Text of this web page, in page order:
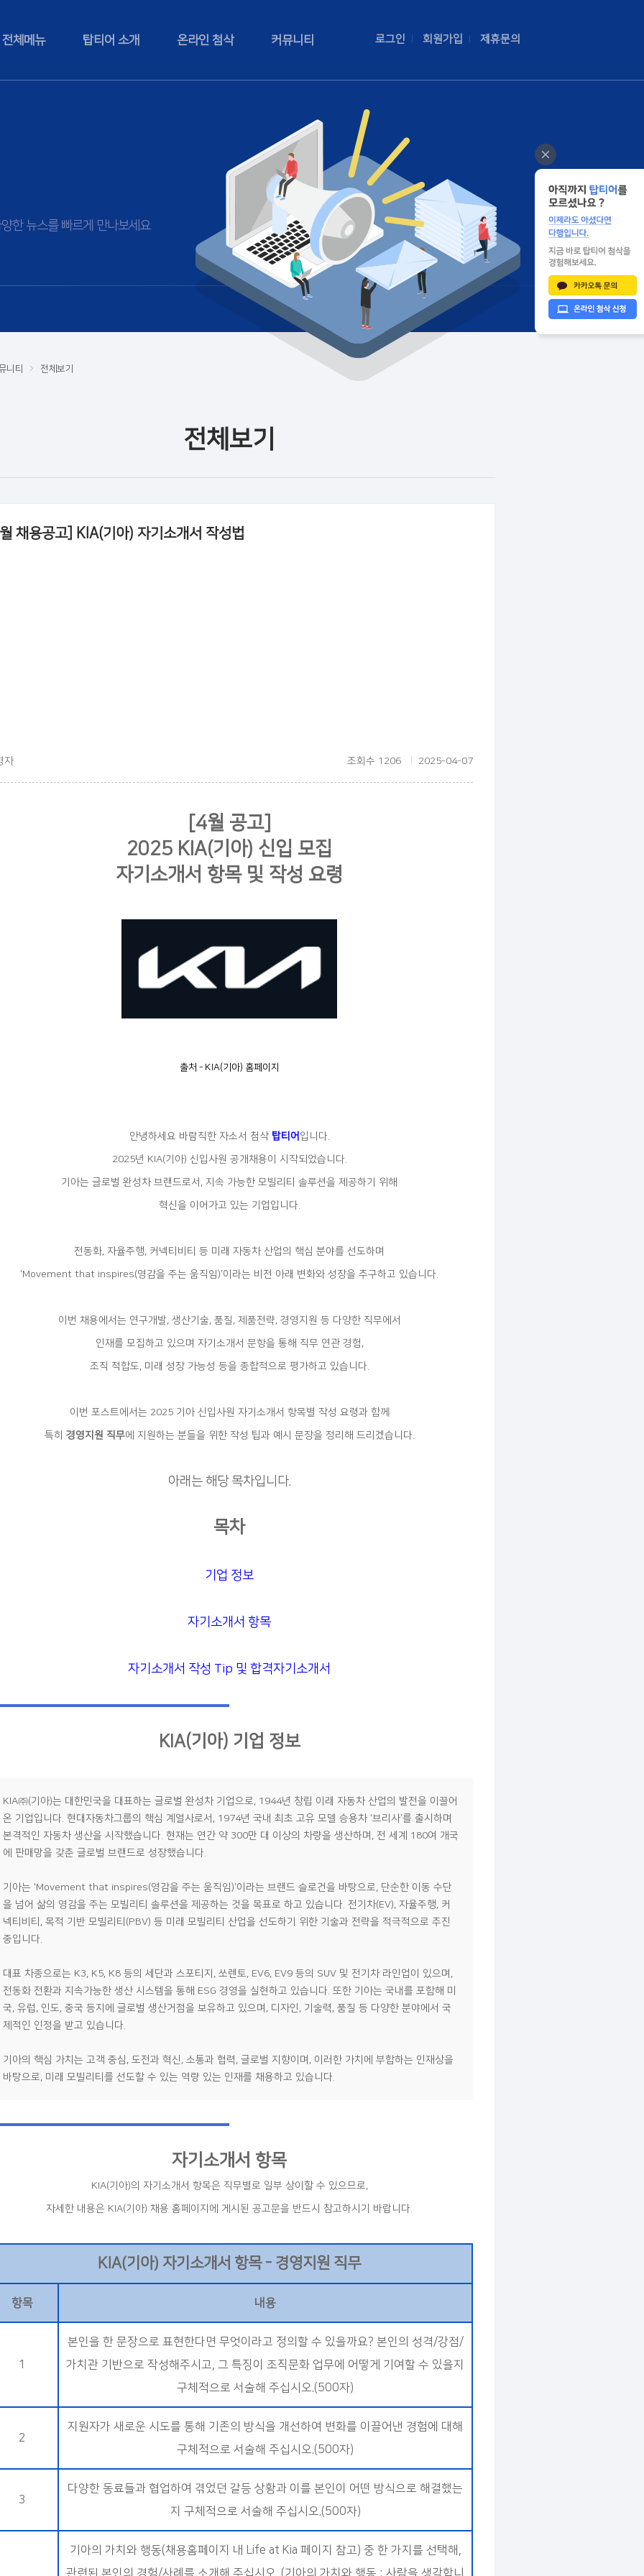
전체메뉴 탑티어 소개 온라인 첨삭 커뮤니티 로그인 회원가입 제휴문의
한 뉴스를 빠르게 만나보세요
니티 전체보기
전체보기
채용공고] KIA(기아) 자기소개서 작성법
자 조회수 1206 2025-04-07
[4월 공고]
2025 KIA(기아) 신입 모집
자기소개서 항목 및 작성 요령
출처 - KIA(기아) 홈페이지
안녕하세요 바람직한 자소서 첨삭 탑티어 입니다.
2025년 KIA(기아) 신입사원 공개채용이 시작되었습니다.
기아는 글로벌 완성차 브랜드로서, 지속 가능한 모빌리티 솔루션을 제공하기 위해
혁신을 이어가고 있는 기업입니다.
전동화, 자율주행, 커넥티비티 등 미래 자동차 산업의 핵심 분야를 선도하며
‘Movement that inspires(영감을 주는 움직임)’이라는 비전 아래 변화와 성장을 추구하고 있습니다.
이번 채용에서는 연구개발, 생산기술, 품질, 제품전략, 경영지원 등 다양한 직무에서
인재를 모집하고 있으며 자기소개서 문항을 통해 직무 연관 경험,
조직 적합도, 미래 성장 가능성 등을 종합적으로 평가하고 있습니다.
이번 포스트에서는 2025 기아 신입사원 자기소개서 항목별 작성 요령과 함께
특히 경영지원 직무에 지원하는 분들을 위한 작성 팁과 예시 문장을 정리해 드리겠습니다.
아래는 해당 목차입니다.
목차
기업 정보
자기소개서 항목
자기소개서 작성 Tip 및 합격자기소개서
KIA(기아) 기업 정보
KIA㈜(기아)는 대한민국을 대표하는 글로벌 완성차 기업으로, 1944년 창립 이래 자동차 산업의 발전을 이끌어
온 기업입니다. 현대자동차그룹의 핵심 계열사로서, 1974년 국내 최초 고유 모델 승용차 ‘브리사’를 출시하며
본격적인 자동차 생산을 시작했습니다. 현재는 연간 약 300만 대 이상의 차량을 생산하며, 전 세계 180여 개국
에 판매망을 갖춘 글로벌 브랜드로 성장했습니다.
기아는 ‘Movement that inspires(영감을 주는 움직임)’이라는 브랜드 슬로건을 바탕으로, 단순한 이동 수단
을 넘어 삶의 영감을 주는 모빌리티 솔루션을 제공하는 것을 목표로 하고 있습니다. 전기차(EV), 자율주행, 커
넥티비티, 목적 기반 모빌리티(PBV) 등 미래 모빌리티 산업을 선도하기 위한 기술과 전략을 적극적으로 추진
중입니다.
대표 차종으로는 K3, K5, K8 등의 세단과 스포티지, 쏘렌토, EV6, EV9 등의 SUV 및 전기차 라인업이 있으며,
전동화 전환과 지속가능한 생산 시스템을 통해 ESG 경영을 실현하고 있습니다. 또한 기아는 국내를 포함해 미
국, 유럽, 인도, 중국 등지에 글로벌 생산거점을 보유하고 있으며, 디자인, 기술력, 품질 등 다양한 분야에서 국
제적인 인정을 받고 있습니다.
기아의 핵심 가치는 고객 중심, 도전과 혁신, 소통과 협력, 글로벌 지향이며, 이러한 가치에 부합하는 인재상을
바탕으로, 미래 모빌리티를 선도할 수 있는 역량 있는 인재를 채용하고 있습니다.
자기소개서 항목
KIA(기아)의 자기소개서 항목은 직무별로 일부 상이할 수 있으므로,
자세한 내용은 KIA(기아) 채용 홈페이지에 게시된 공고문을 반드시 참고하시기 바랍니다.
KIA(기아) 자기소개서 항목 - 경영지원 직무
항목 내용
1
본인을 한 문장으로 표현한다면 무엇이라고 정의할 수 있을까요? 본인의 성격/강점/
가치관 기반으로 작성해주시고, 그 특징이 조직문화 업무에 어떻게 기여할 수 있을지
구체적으로 서술해 주십시오.(500자)
2
지원자가 새로운 시도를 통해 기존의 방식을 개선하여 변화를 이끌어낸 경험에 대해
구체적으로 서술해 주십시오.(500자)
3
다양한 동료들과 협업하여 겪었던 갈등 상황과 이를 본인이 어떤 방식으로 해결했는
지 구체적으로 서술해 주십시오.(500자)
기아의 가치와 행동(채용홈페이지 내 Life at Kia 페이지 참고) 중 한 가지를 선택해,
관련된 본인의 경험/사례를 소개해 주십시오. (기아의 가치와 행동 : 사람을 생각합니